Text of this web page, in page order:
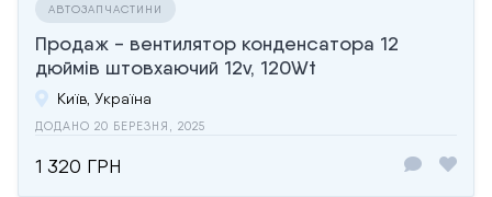
АВТОЗАПЧАСТИНИ
Продаж - вентилятор конденсатора 12
дюймів штовхаючий 12v, 120Wt
Київ, Україна
ДОДАНО 20 БЕРЕЗНЯ, 2025
1 320 ГРН